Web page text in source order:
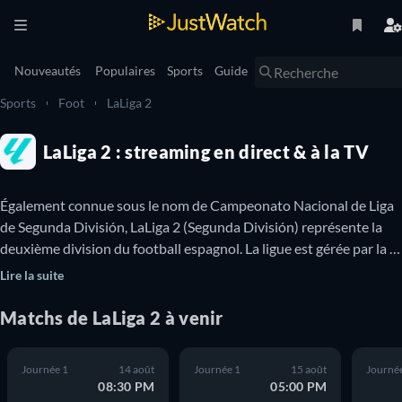
Nouveautés Populaires Sports Guide
Sports Foot LaLiga 2
LaLiga 2 : streaming en direct & à la TV
Également connue sous le nom de Campeonato Nacional de Liga
de Segunda División, LaLiga 2 (Segunda División) représente la
deuxième division du football espagnol. La ligue est gérée par la
Liga Nacional de Fútbol Profesional et comprend 22 équipes en
assure une montée en Liga, tandis qu'une troisième équipe peut
Lire la suite
Matchs de LaLiga 2 à venir
Journée 1 14 août
08:30 PM
Journée 1 15 août
05:00 PM